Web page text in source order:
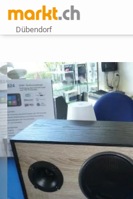
Dübendorf
vorheriges Bild